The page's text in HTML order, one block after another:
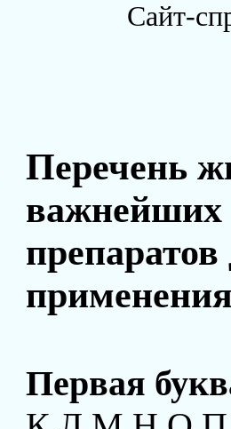
Сайт-
Перечень
важнейших
Первая